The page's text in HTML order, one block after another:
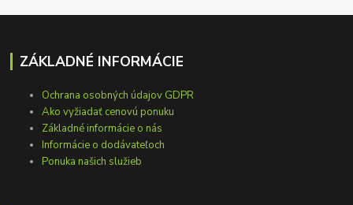
ZÁKLADNÉ INFORMÁCIE
Ochrana osobných údajov GDPR
Ako vyžiadať cenovú ponuku
Základné informácie o nás
Informácie o dodávateľoch
Ponuka našich služieb